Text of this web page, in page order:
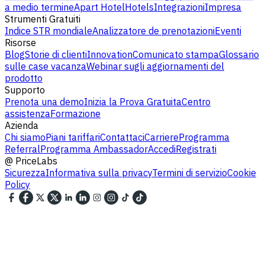
a medio termineApart HotelHotelsIntegrazioniImpresa
Strumenti Gratuiti
Indice STR mondialeAnalizzatore de prenotazioniEventi
Risorse
BlogStorie di clientiInnovationComunicato stampaGlossario
sulle case vacanzaWebinar sugli aggiornamenti del
prodotto
Supporto
Prenota una demoInizia la Prova GratuitaCentro
assistenzaFormazione
Azienda
Chi siamoPiani tariffariContattaciCarriereProgramma
ReferralProgramma AmbassadorAccediRegistrati
@ PriceLabs
SicurezzaInformativa sulla privacyTermini di servizioCookie
Policy